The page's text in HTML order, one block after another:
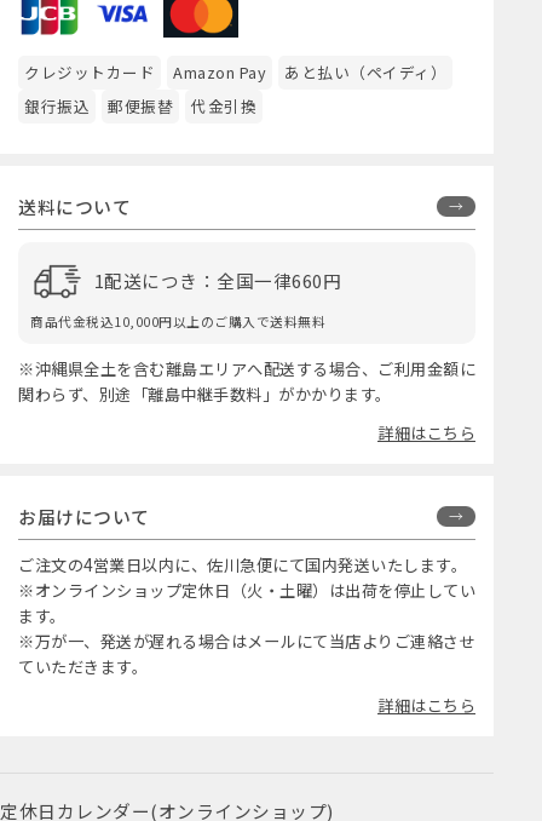
クレジットカード Amazon Pay
あと払い（ペイディ）
銀行振込
郵便振替 代金引換
送料について
1配送につき：全国一律660円
商品代金税込10,000円以上のご購入で送料無料
※沖縄県全土を含む離島エリアへ配送する場合、ご利用金額に
関わらず、別途「離島中継手数料」がかかります。
詳細はこちら
お届けについて
ご注文の4営業日以内に、佐川急便にて国内発送いたします。
※オンラインショップ定休日（火・土曜）は出荷を停止してい
ます。
※万が一、発送が遅れる場合はメールにて当店よりご連絡させ
ていただきます。
詳細はこちら
定休日カレンダー(オンラインショップ)